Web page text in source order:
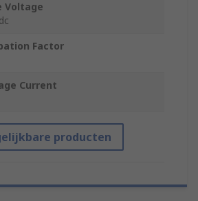
Voltage
Factor
Current
producten